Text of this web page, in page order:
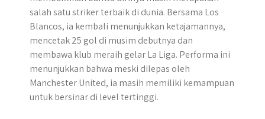
salah satu striker terbaik di dunia. Bersama Los
Blancos, ia kembali menunjukkan ketajamannya,
mencetak 25 gol di musim debutnya dan
membawa klub meraih gelar La Liga. Performa ini
menunjukkan bahwa meski dilepas oleh
Manchester United, ia masih memiliki kemampuan
untuk bersinar di level tertinggi.